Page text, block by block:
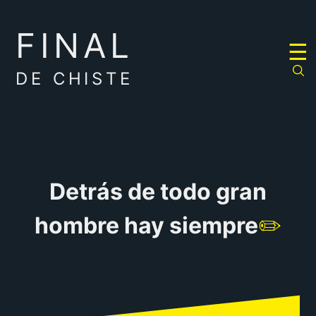
FINAL
DE CHISTE
☰
Detrás de todo gran
hombre hay siempre✏️